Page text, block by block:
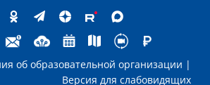
об образовательной